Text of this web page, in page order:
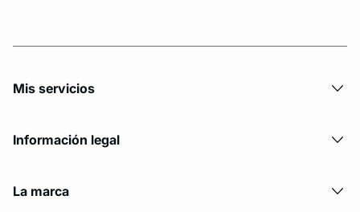
Mis servicios
Información legal
La marca